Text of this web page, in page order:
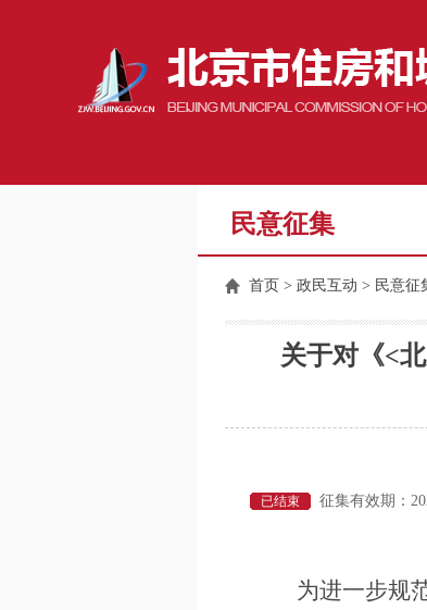
民意征集
首页 > 政民互动 > 民意征
关于对《<
已结束 征集有效期：
为进一步规